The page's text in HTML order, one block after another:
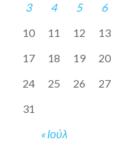
« Ιούλ
3
4 5 6
10
11 12 13
17
18 19 20
24
25 26 27
31